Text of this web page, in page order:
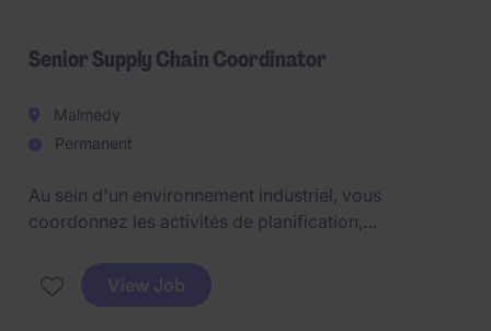
et de la réglementation en opportunités
Senior Supply Chain Coordinator
Malmedy
Permanent
Au sein d'un environnement industriel, vous
coordonnez les activités de planification,
d'entreposage. Véritable relais du Supply Chain
Manager, vous encadrez les équipes, assurez le suivi
View Job